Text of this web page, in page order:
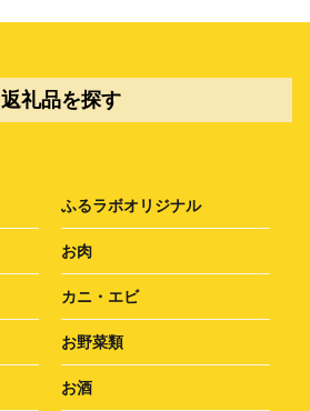
返礼品を探す
ふるラボオリジナル
お肉
カニ・エビ
お野菜類
お酒